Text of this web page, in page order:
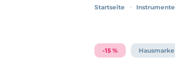
Startseite > Instrumente
-15 % Hausmarke